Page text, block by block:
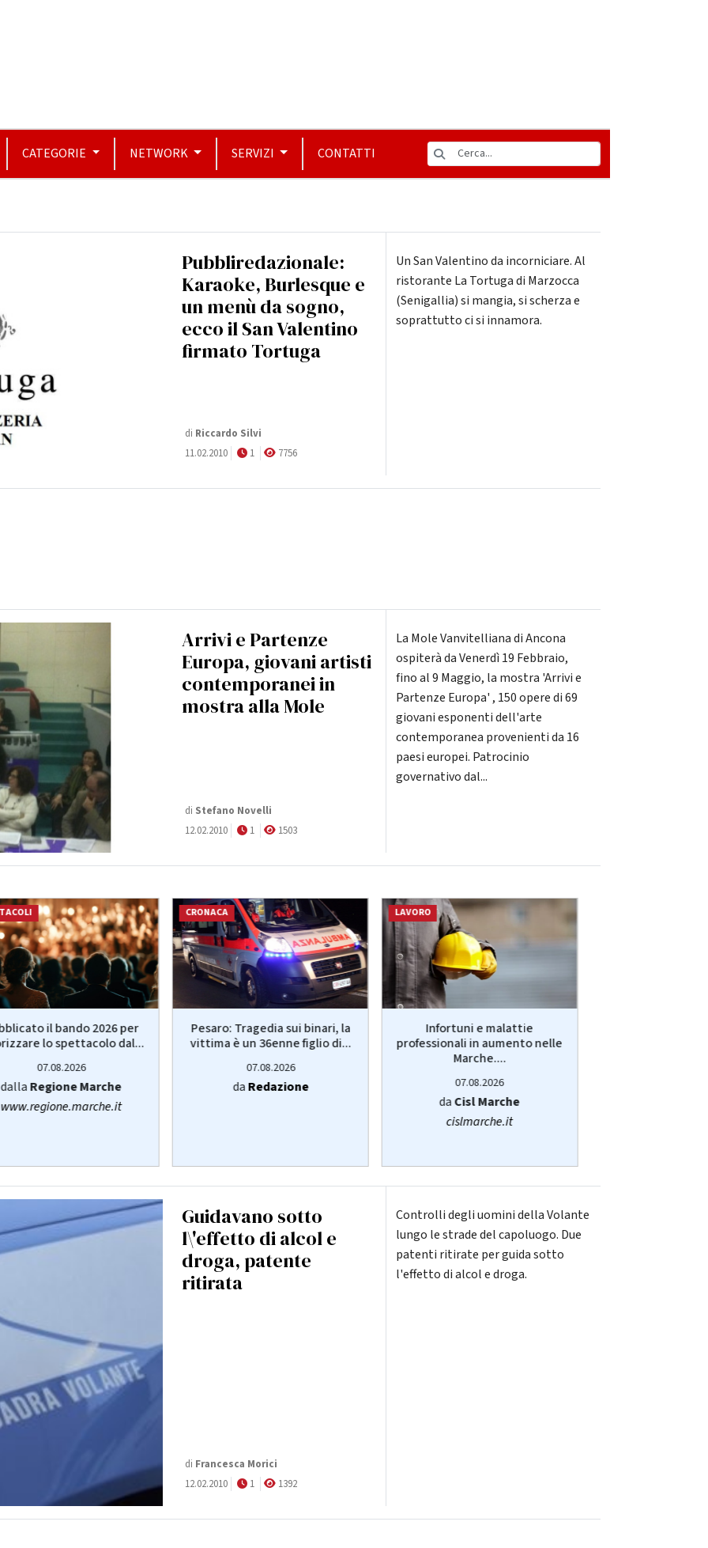
CATEGORIE NETWORK SERVIZI CONTATTI
Pubbliredazionale:
Karaoke, Burlesque e
un menù da sogno,
ecco il San Valentino
firmato Tortuga
di Riccardo Silvi
11.02.2010
1 7756
Un San Valentino da incorniciare. Al
ristorante La Tortuga di Marzocca
(Senigallia) si mangia, si scherza e
soprattutto ci si innamora.
Arrivi e Partenze
Europa, giovani artisti
contemporanei in
mostra alla Mole
di Stefano Novelli
12.02.2010
1 1503
La Mole Vanvitelliana di Ancona
ospiterà da Venerdì 19 Febbraio,
fino al 9 Maggio, la mostra 'Arrivi e
Partenze Europa' , 150 opere di 69
giovani esponenti dell'arte
contemporanea provenienti da 16
paesi europei. Patrocinio
governativo dal...
il bando 2026 per
lo spettacolo dal...
07.08.2026
dallaRegione Marche
www.regione.marche.it
CRONACA
Pesaro: Tragedia sui binari, la
vittima è un 36enne figlio di...
07.08.2026
daRedazione
LAVORO
Infortuni e malattie
professionali in aumento nelle
Marche....
07.08.2026
daCisl Marche
cislmarche.it
Guidavano sotto
l\'effetto di alcol e
droga, patente
ritirata
di Francesca Morici
12.02.2010
1 1392
Controlli degli uomini della Volante
lungo le strade del capoluogo. Due
patenti ritirate per guida sotto
l'effetto di alcol e droga.